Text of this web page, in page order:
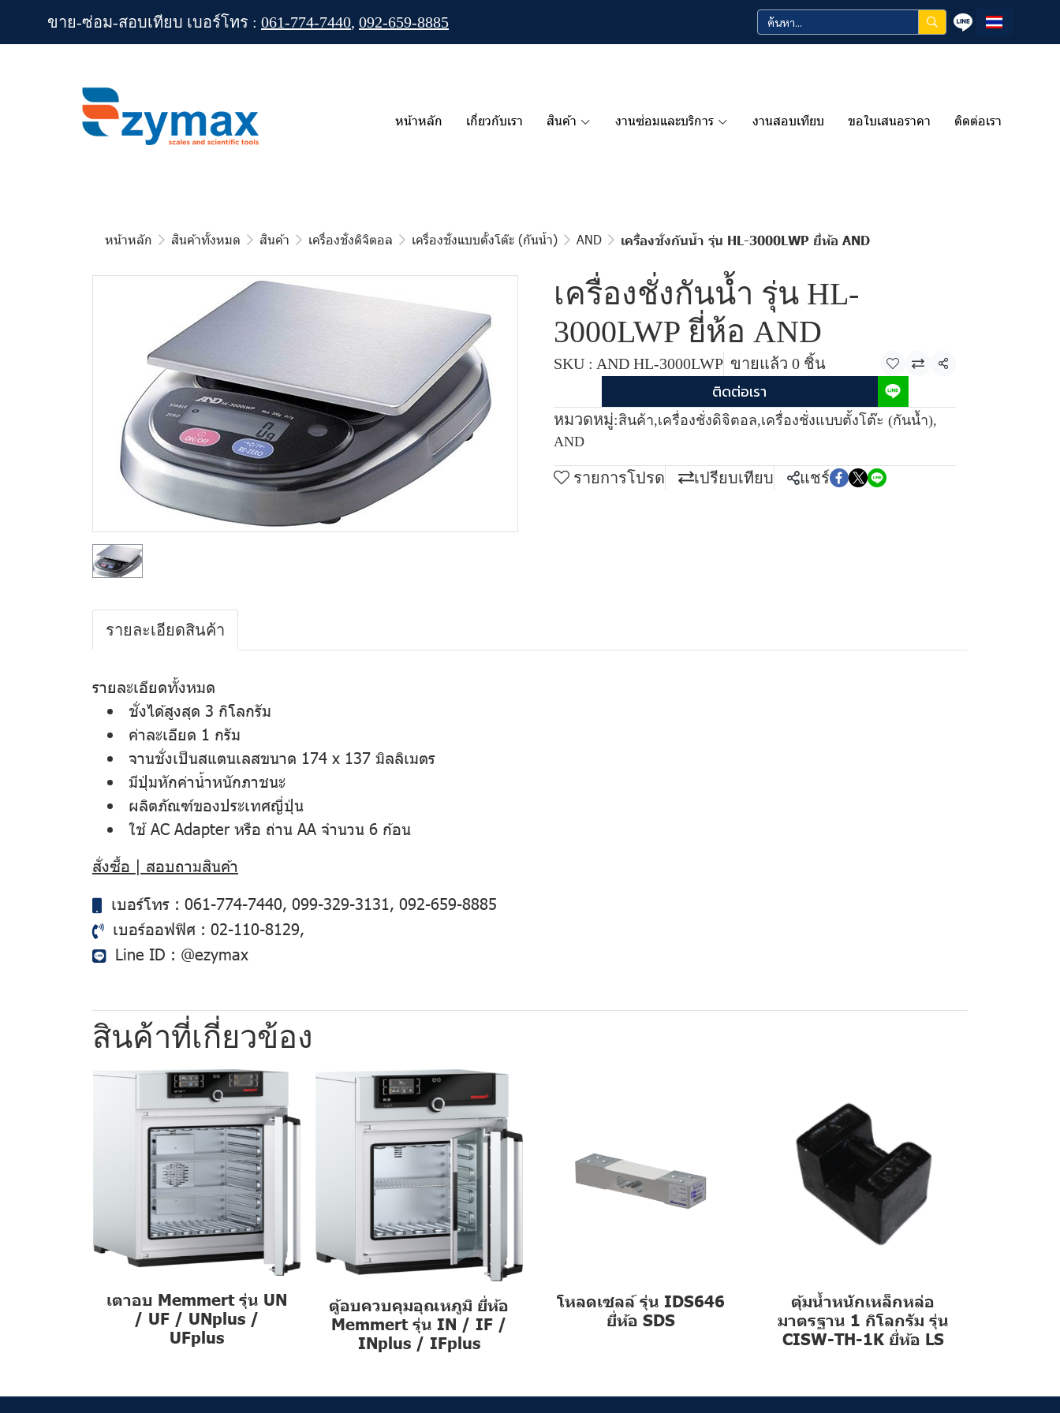
ขาย-ซ่อม-สอบเทียบ เบอร์โทร : 061-774-7440, 092-659-8885
หน้าหลัก เกี่ยวกับเรา สินค้า งานซ่อมและบริการ งานสอบเทียบ ขอใบเสนอราคา ติดต่อเรา
หน้าหลัก สินค้าทั้งหมด สินค้า เครื่องชั่งดิจิตอล เครื่องชั่งแบบตั้งโต๊ะ (กันน้ำ) AND เครื่องชั่งกันน้ำ รุ่น HL-3000LWP ยี่ห้อ AND
เครื่องชั่งกันน้ำ รุ่น HL-
3000LWP ยี่ห้อ AND
SKU : AND HL-3000LWP ขายแล้ว 0 ชิ้น
แชร์
ติดต่อเรา
หมวดหมู่:สินค้า,เครื่องชั่งดิจิตอล,เครื่องชั่งแบบตั้งโต๊ะ (กันน้ำ),
AND
รายการโปรด เปรียบเทียบ แชร์
รายละเอียดสินค้า
รายละเอียดทั้งหมด
ชั่งได้สูงสุด 3 กิโลกรัม
ค่าละเอียด 1 กรัม
จานชั่งเป็นสแตนเลสขนาด 174 x 137 มิลลิเมตร
มีปุ่มหักค่าน้ำหนักภาชนะ
ผลิตภัณฑ์ของประเทศญี่ปุ่น
ใช้ AC Adapter หรือ ถ่าน AA จำนวน 6 ก้อน
สั่งซื้อ | สอบถามสินค้า
เบอร์โทร : 061-774-7440, 099-329-3131, 092-659-8885
เบอร์ออฟฟิศ : 02-110-8129,
Line ID : @ezymax
สินค้าที่เกี่ยวข้อง
เตาอบ Memmert รุ่น UN
/ UF / UNplus /
UFplus
ตู้อบควบคุมอุณหภูมิ ยี่ห้อ
Memmert รุ่น IN / IF /
INplus / IFplus
โหลดเซลล์ รุ่น IDS646
ยี่ห้อ SDS
ตุ้มน้ำหนักเหล็กหล่อ
มาตรฐาน 1 กิโลกรัม รุ่น
CISW-TH-1K ยี่ห้อ LS